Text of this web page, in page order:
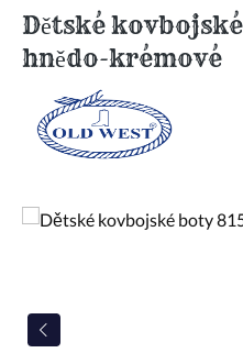
Dětské
hnědo-krémové
Přeskočit galerii obrázků